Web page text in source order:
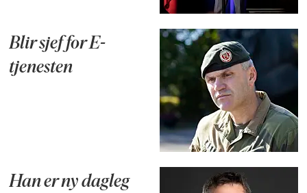
Blir sjef for E-
tjenesten
Han er ny dagleg